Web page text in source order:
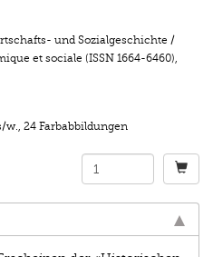
und Sozialgeschichte /
et sociale (ISSN 1664-6460),
w., 24 Farbabbildungen